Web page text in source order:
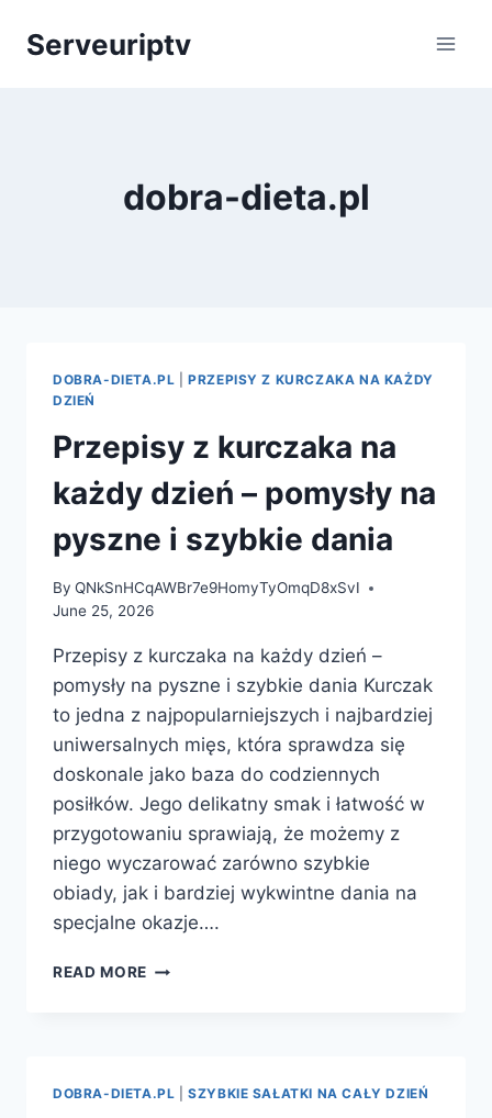
Serveuriptv
dobra-dieta.pl
DOBRA-DIETA.PL |PRZEPISY Z KURCZAKA NA KAŻDY
DZIEŃ
Przepisy z kurczaka na
każdy dzień – pomysły na
pyszne i szybkie dania
By QNkSnHCqAWBr7e9HomyTyOmqD8xSvI
June 25, 2026
Przepisy z kurczaka na każdy dzień –
pomysły na pyszne i szybkie dania Kurczak
to jedna z najpopularniejszych i najbardziej
uniwersalnych mięs, która sprawdza się
doskonale jako baza do codziennych
posiłków. Jego delikatny smak i łatwość w
przygotowaniu sprawiają, że możemy z
niego wyczarować zarówno szybkie
obiady, jak i bardziej wykwintne dania na
specjalne okazje….
READ MORE PRZEPISY
DZIEŃ
DOBRA-DIETA.PL |SZYBKIE SAŁATKI NA CAŁY DZIEŃ